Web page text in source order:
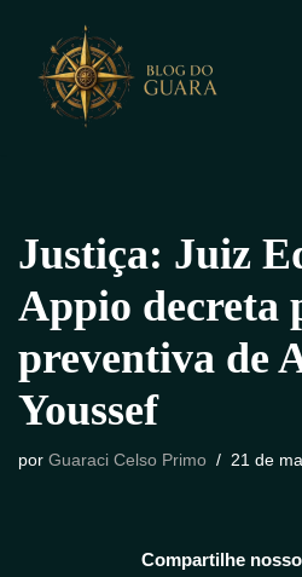
Pular
para
Justiça: Juiz
Appio decreta
preventiva de
Youssef
por Guaraci Celso Primo 21 de
Compartilhe